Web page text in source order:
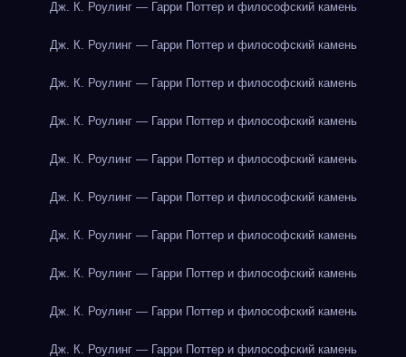
Дж. К. Роулинг — Гарри Поттер и философский камень
Дж. К. Роулинг — Гарри Поттер и философский камень
Дж. К. Роулинг — Гарри Поттер и философский камень
Дж. К. Роулинг — Гарри Поттер и философский камень
Дж. К. Роулинг — Гарри Поттер и философский камень
Дж. К. Роулинг — Гарри Поттер и философский камень
Дж. К. Роулинг — Гарри Поттер и философский камень
Дж. К. Роулинг — Гарри Поттер и философский камень
Дж. К. Роулинг — Гарри Поттер и философский камень
Дж. К. Роулинг — Гарри Поттер и философский камень